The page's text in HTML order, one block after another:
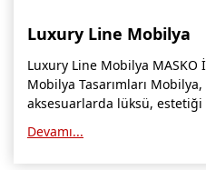
Kırklareli Mobilyacılar, Mobilya
Muğla Mobilyacılar, Mobilya
Kastamonu Mobilya
Sakarya Mobilyacılar, Mobilya
Luxury Line Mobilya
Luxury Line Mobilya MASKO
Mobilya Tasarımları Mobilya, dekorasyon ve tamamlayıcı
aksesuarlarda lüksü,
Devamı...